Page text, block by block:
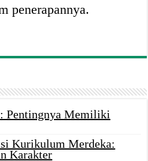
penerapannya.
Pentingnya Memiliki
Kurikulum Merdeka:
Karakter